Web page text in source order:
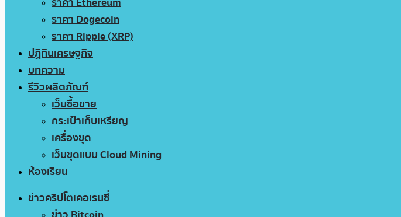
ราคา Dogecoin
ราคา Ripple (XRP)
ปฏิทินเศรษฐกิจ
บทความ
รีวิวผลิตภัณฑ์
เว็บซื้อขาย
กระเป๋าเก็บเหรียญ
เครื่องขุด
เว็บขุดแบบ Cloud Mining
ห้องเรียน
ข่าวคริปโตเคอเรนซี่